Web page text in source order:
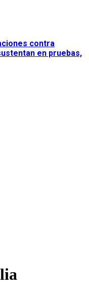
contra
en pruebas,